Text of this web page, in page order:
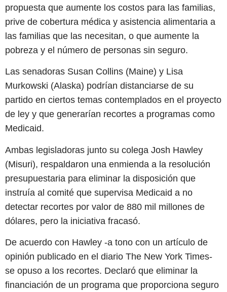
propuesta que aumente los costos para las familias,
prive de cobertura médica y asistencia alimentaria a
las familias que las necesitan, o que aumente la
pobreza y el número de personas sin seguro.
Las senadoras Susan Collins (Maine) y Lisa
Murkowski (Alaska) podrían distanciarse de su
partido en ciertos temas contemplados en el proyecto
de ley y que generarían recortes a programas como
Medicaid.
Ambas legisladoras junto su colega Josh Hawley
(Misuri), respaldaron una enmienda a la resolución
presupuestaria para eliminar la disposición que
instruía al comité que supervisa Medicaid a no
detectar recortes por valor de 880 mil millones de
dólares, pero la iniciativa fracasó.
De acuerdo con Hawley -a tono con un artículo de
opinión publicado en el diario The New York Times-
se opuso a los recortes. Declaró que eliminar la
financiación de un programa que proporciona seguro